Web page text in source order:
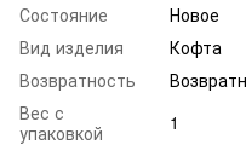
Состояние
Новое
Вид изделия
Кофта
Возвратность
Вес с
упаковкой
1